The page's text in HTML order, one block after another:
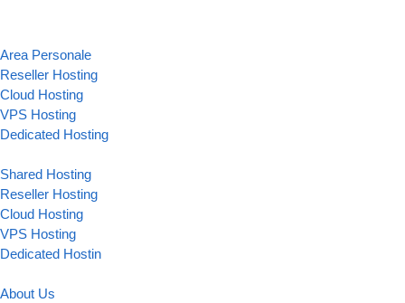
Area Personale
Reseller Hosting
Cloud Hosting
VPS Hosting
Dedicated Hosting
Shared Hosting
Reseller Hosting
Cloud Hosting
VPS Hosting
Dedicated Hostin
About Us